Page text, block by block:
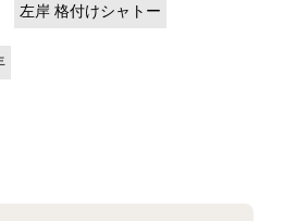
左岸 格付けシャトー